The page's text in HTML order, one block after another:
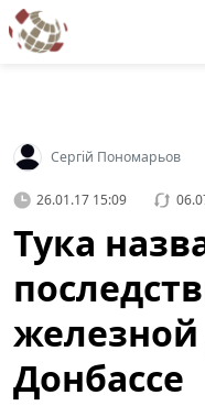
Сергій Пономарьов
26.01.17 15:09
Тука
железной
Донбассе